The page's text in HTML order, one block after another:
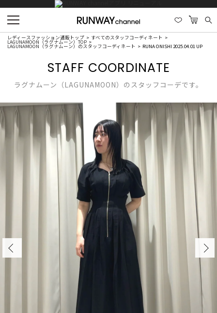
レディースファッション通販トップ すべてのスタッフコーディネート
LAGUNAMOON（ラグナムーン）TOP
LAGUNAMOON（ラグナムーン）のスタッフコーディネート RUNA ONISHI 2025.04.01 UP
STAFF COORDINATE
ラグナムーン（LAGUNAMOON）のスタッフコーデです。